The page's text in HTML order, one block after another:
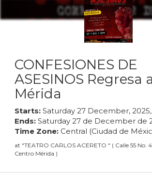
CONFESIONES DE
ASESINOS Regresa a
Mérida
Starts: Saturday 27 December, 2025,
Ends: Saturday 27 de December de
Time Zone: Central (Ciudad de
at "TEATRO CARLOS ACERETO " ( Calle 55 No.
Centro Mérida )